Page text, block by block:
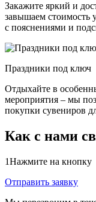
Закажите яркий и
завышаем стоимость
с пояснениями и
Праздники под ключ
Отдыхайте в
мероприятия – мы
покупки сувениров
Как с нами
1Нажмите на кнопку
Отправить заявку